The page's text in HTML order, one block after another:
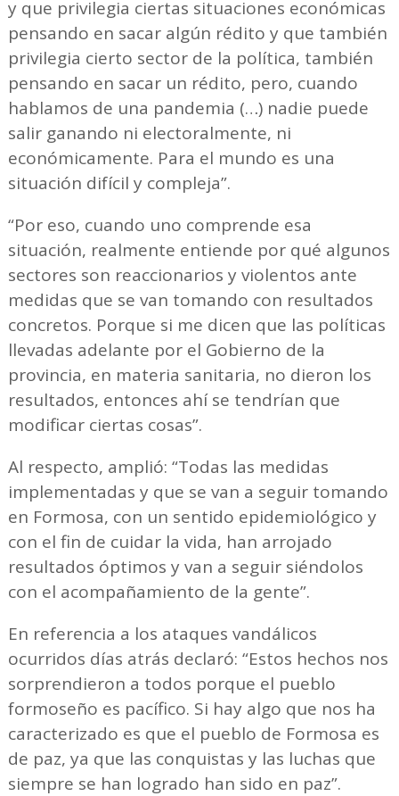
y que privilegia ciertas situaciones económicas
pensando en sacar algún rédito y que también
privilegia cierto sector de la política, también
pensando en sacar un rédito, pero, cuando
hablamos de una pandemia (…) nadie puede
salir ganando ni electoralmente, ni
económicamente. Para el mundo es una
situación difícil y compleja”.
“Por eso, cuando uno comprende esa
situación, realmente entiende por qué algunos
sectores son reaccionarios y violentos ante
medidas que se van tomando con resultados
concretos. Porque si me dicen que las políticas
llevadas adelante por el Gobierno de la
provincia, en materia sanitaria, no dieron los
resultados, entonces ahí se tendrían que
modificar ciertas cosas”.
Al respecto, amplió: “Todas las medidas
implementadas y que se van a seguir tomando
en Formosa, con un sentido epidemiológico y
con el fin de cuidar la vida, han arrojado
resultados óptimos y van a seguir siéndolos
con el acompañamiento de la gente”.
En referencia a los ataques vandálicos
ocurridos días atrás declaró: “Estos hechos nos
sorprendieron a todos porque el pueblo
formoseño es pacífico. Si hay algo que nos ha
caracterizado es que el pueblo de Formosa es
de paz, ya que las conquistas y las luchas que
siempre se han logrado han sido en paz”.